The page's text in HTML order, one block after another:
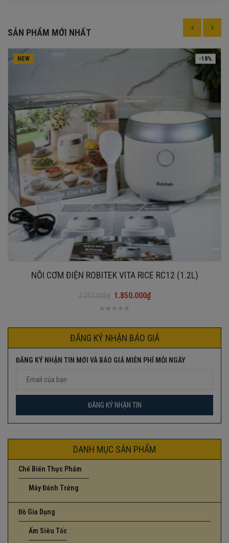
SẢN PHẨM MỚI NHẤT
-18%
NEW
NỒI CƠM ĐIỆN ROBITEK VITA RICE RC12 (1.2L)
2.250.000₫ 1.850.000₫
ĐĂNG KÝ NHẬN BÁO GIÁ
ĐĂNG KÝ NHẬN TIN MỚI VÀ BÁO GIÁ MIỄN PHÍ MỖI NGÀY
DANH MỤC SẢN PHẨM
Chế Biến Thực Phẩm
Máy Đánh Trứng
Đồ Gia Dụng
Ấm Siêu Tốc